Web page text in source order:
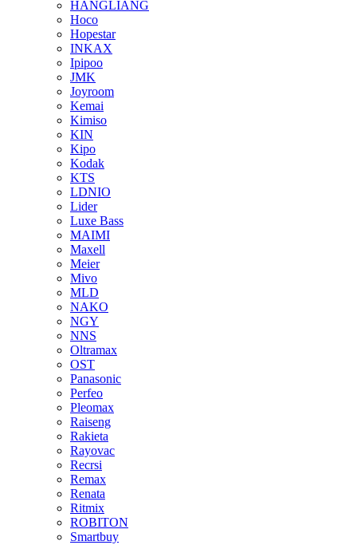
HANGLIANG
Hoco
Hopestar
INKAX
Ipipoo
JMK
Joyroom
Kemai
Kimiso
KIN
Kipo
Kodak
KTS
LDNIO
Lider
Luxe Bass
MAIMI
Maxell
Meier
Mivo
MLD
NAKO
NGY
NNS
Oltramax
OST
Panasonic
Perfeo
Pleomax
Raiseng
Rakieta
Rayovac
Recrsi
Remax
Renata
Ritmix
ROBITON
Smartbuy